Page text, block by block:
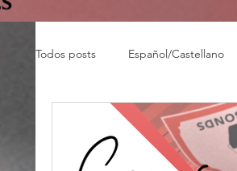
Todos posts Español/Castellano